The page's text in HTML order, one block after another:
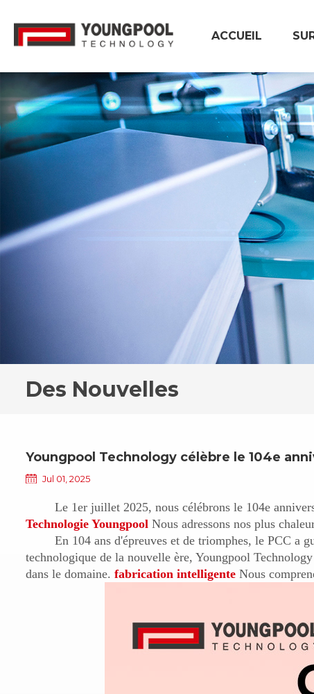
ACCUEIL
Des Nouvelles
Youngpool Technology célèbre le 104e
Jul 01, 2025
Le 1er juillet 2025, nous célébrons le 104e
Technologie Youngpool Nous adressons nos plus
En 104 ans d'épreuves et de triomphes, le PCC a
technologique de la nouvelle ère, Youngpool
dans le domaine. fabrication intelligente Nous